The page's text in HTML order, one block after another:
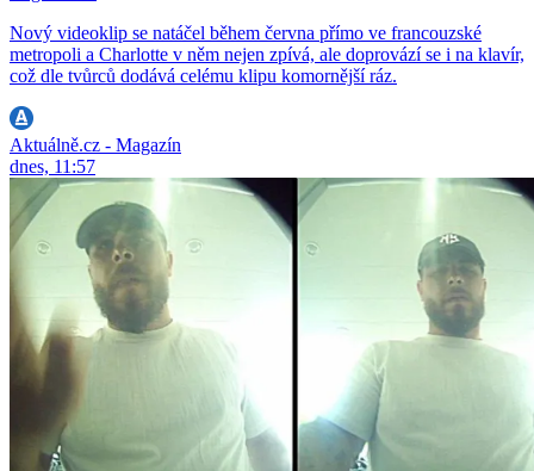
Nový videoklip se natáčel během června přímo ve francouzské
metropoli a Charlotte v něm nejen zpívá, ale doprovází se i na klavír,
což dle tvůrců dodává celému klipu komornější ráz.
Aktuálně.cz - Magazín
dnes, 11:57